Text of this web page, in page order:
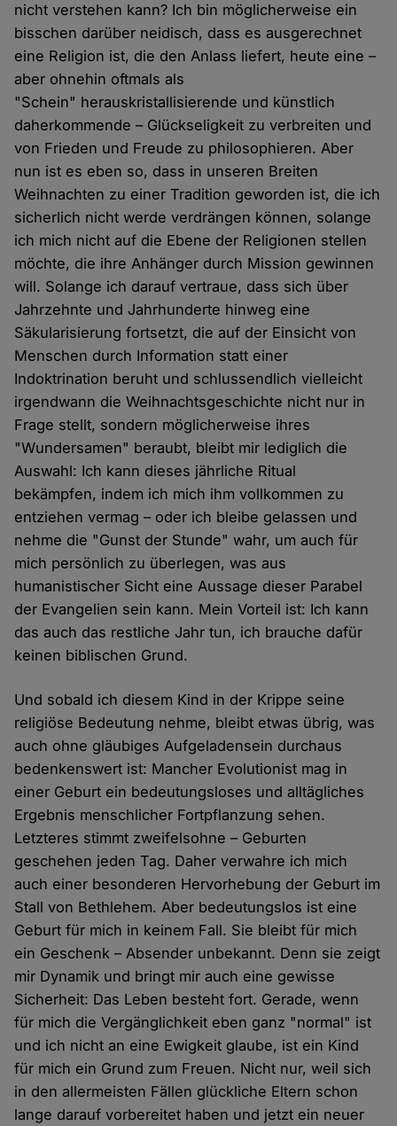
nicht verstehen kann? Ich bin möglicherweise ein
bisschen darüber neidisch, dass es ausgerechnet
eine Religion ist, die den Anlass liefert, heute eine –
aber ohnehin oftmals als
"Schein" herauskristallisierende und künstlich
daherkommende – Glückseligkeit zu verbreiten und
von Frieden und Freude zu philosophieren. Aber
nun ist es eben so, dass in unseren Breiten
Weihnachten zu einer Tradition geworden ist, die ich
sicherlich nicht werde verdrängen können, solange
ich mich nicht auf die Ebene der Religionen stellen
möchte, die ihre Anhänger durch Mission gewinnen
will. Solange ich darauf vertraue, dass sich über
Jahrzehnte und Jahrhunderte hinweg eine
Säkularisierung fortsetzt, die auf der Einsicht von
Menschen durch Information statt einer
Indoktrination beruht und schlussendlich vielleicht
irgendwann die Weihnachtsgeschichte nicht nur in
Frage stellt, sondern möglicherweise ihres
"Wundersamen" beraubt, bleibt mir lediglich die
Auswahl: Ich kann dieses jährliche Ritual
bekämpfen, indem ich mich ihm vollkommen zu
entziehen vermag – oder ich bleibe gelassen und
nehme die "Gunst der Stunde" wahr, um auch für
mich persönlich zu überlegen, was aus
humanistischer Sicht eine Aussage dieser Parabel
der Evangelien sein kann. Mein Vorteil ist: Ich kann
das auch das restliche Jahr tun, ich brauche dafür
keinen biblischen Grund.
Und sobald ich diesem Kind in der Krippe seine
religiöse Bedeutung nehme, bleibt etwas übrig, was
auch ohne gläubiges Aufgeladensein durchaus
bedenkenswert ist: Mancher Evolutionist mag in
einer Geburt ein bedeutungsloses und alltägliches
Ergebnis menschlicher Fortpflanzung sehen.
Letzteres stimmt zweifelsohne – Geburten
geschehen jeden Tag. Daher verwahre ich mich
auch einer besonderen Hervorhebung der Geburt im
Stall von Bethlehem. Aber bedeutungslos ist eine
Geburt für mich in keinem Fall. Sie bleibt für mich
ein Geschenk – Absender unbekannt. Denn sie zeigt
mir Dynamik und bringt mir auch eine gewisse
Sicherheit: Das Leben besteht fort. Gerade, wenn
für mich die Vergänglichkeit eben ganz "normal" ist
und ich nicht an eine Ewigkeit glaube, ist ein Kind
für mich ein Grund zum Freuen. Nicht nur, weil sich
in den allermeisten Fällen glückliche Eltern schon
lange darauf vorbereitet haben und jetzt ein neuer